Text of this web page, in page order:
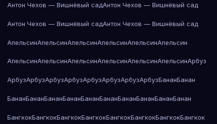
Антон Чехов — Вишнёвый садАнтон Чехов — Вишнёвый сад
Антон Чехов — Вишнёвый садАнтон Чехов — Вишнёвый сад
АпельсинАпельсинАпельсинАпельсинАпельсинАпельсин
АпельсинАпельсинАпельсинАпельсинАпельсинАпельсинАрбуз
АрбузАрбузАрбузАрбузАрбузАрбузАрбузАрбузБананБанан
БананБананБананБананБананБананБананБананБананБанан
БангкокБангкокБангкокБангкокБангкокБангкокБангкокБангкок